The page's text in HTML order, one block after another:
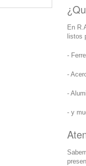
En
listos
-
-
-
- y